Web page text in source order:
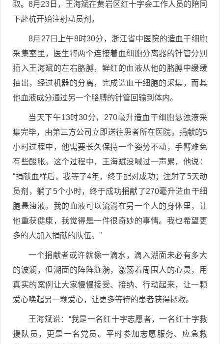
取。8月23日，王海斌在黄岩区红十字会工作人员的陪同
下赴杭开始注射动员剂。
8月27日上午8时30分，浙江省中医院的造血干细胞
采集室里，医生将两个连接着血细胞分离器的针管分别
插入王海斌的左右胳膊，鲜红的血液从他的胳膊中缓缓
抽出，经过机器的分离，完成造血干细胞的采集，而其
他血液成分通过另一个胳膊的针管回输到体内。
当天下午13时30分，270毫升造血干细胞悬浊液采
集完毕，由第三方公司立即送往患者所在医院。捐献的5
小时过程中，他需要长久保持一个姿势不动，手臂难免
有些酸胀。这个过程中，王海斌没喊过一声累，他说：
“捐献血样后，我等了4年，终于配对成功；注射了5天动
员剂，躺了5个小时，终于成功捐献了270毫升造血干细
胞悬浊液。我的血液可以流淌在另一个人的身体里，让
他重获健康，我觉得是一件很奇妙的事情。我也希望更
多的人加入捐献的队伍。”
一个捐献者或许就像一滴水，滴入湖面未必有多大
的波澜，但湖面的阵阵涟漪，激荡着周围人的心灵，用
真实的案例让大家慢慢接受、接纳、行动起来，让一颗
爱心唤起另一颗爱心，让更多等待的患者获得拯救。
王海斌说：“我是一名红十字志愿者，一名红十字救
援队员，更是一名党员。平时参加志愿服务、应急救